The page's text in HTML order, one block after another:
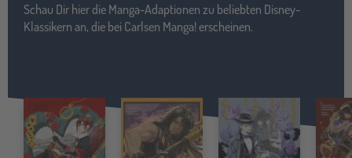
Schau Dir hier die Manga-Adaptionen zu beliebten Disney-
Klassikern an, die bei Carlsen Manga! erscheinen.